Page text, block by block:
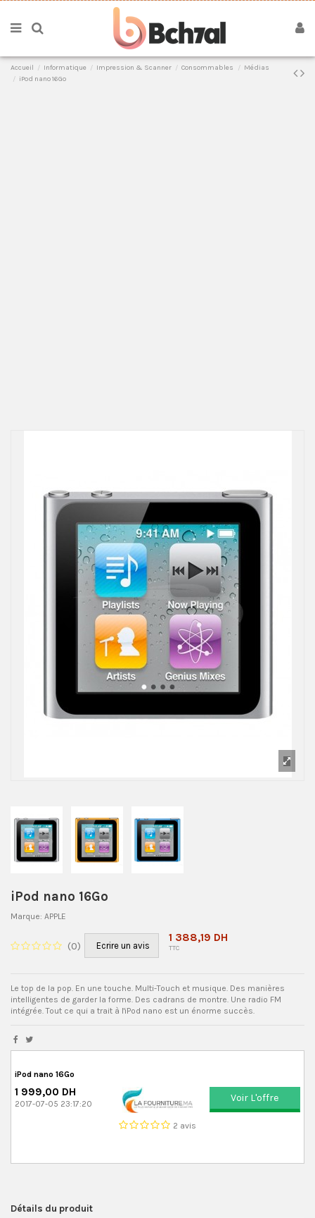
Accueil Informatique Impression & Scanner Consommables
Médias
iPod nano 16Go
iPod nano 16Go
Marque: APPLE
(0) Ecrire un avis
1 388,19 DH
TTC
Le top de la pop. En une touche. Multi-Touch et musique. Des manières
intelligentes de garder la forme. Des cadrans de montre. Une radio FM
intégrée. Tout ce qui a trait à l'iPod nano est un énorme succès.
iPod nano 16Go
1 999,00 DH
2017-07-05 23:17:20
2 avis
Voir L'offre
Détails du produit